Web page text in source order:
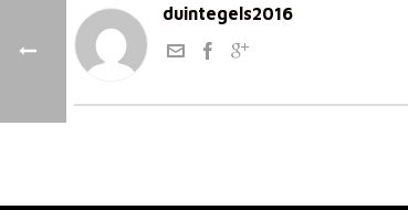
duintegels2016